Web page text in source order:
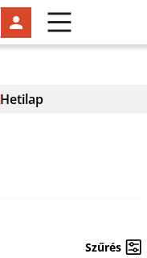
Hetilap
Szűrés